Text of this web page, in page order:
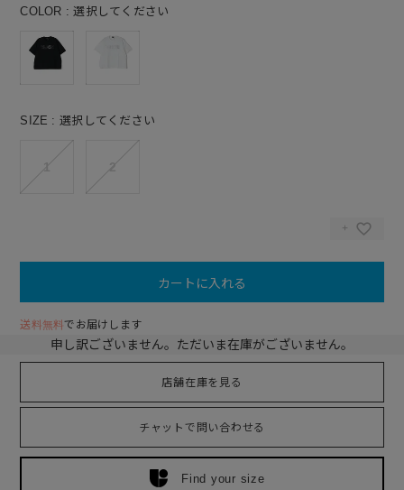
COLOR 選択してください
SIZE 選択してください
カートに入れる
送料無料でお届けします
申し訳ございません。ただいま在庫がございません。
店舗在庫を見る
チャットで問い合わせる
Find your size